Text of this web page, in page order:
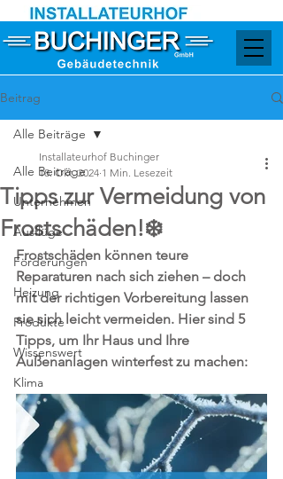
Beitrag
Alle Beiträge
Unternehmen
Ausflüge
Förderungen
Heizung
Produkte
Wissenswert
Klima
Alle Beiträge
Tipps zur Vermeidung von
Frostschäden!❄️
Installateurhof Buchinger
18. Okt. 2024 1 Min. Lesezeit
Frostschäden können teure
Reparaturen nach sich ziehen – doch
mit der richtigen Vorbereitung lassen
sie sich leicht vermeiden. Hier sind 5
Tipps, um Ihr Haus und Ihre
Außenanlagen winterfest zu machen: